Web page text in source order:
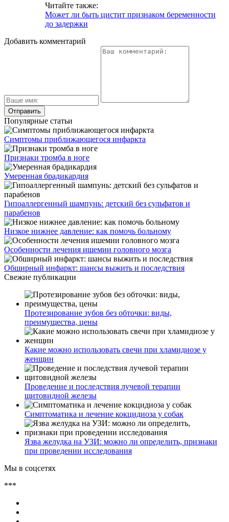
Читайте также:
Может ли быть цистит признаком беременности
до задержки
Добавить комментарий
Популярные статьи
Симптомы приближающегося инфаркта
Признаки тромба в ноге
Умеренная брадикардия
Гипоаллергенный шампунь: детский без сульфатов и
парабенов
Низкое нижнее давление: как помочь больному
Особенности лечения ишемии головного мозга
Обширный инфаркт: шансы выжить и последствия
Свежие публикации
Протезирование зубов без обточки: виды,
преимущества, цены
Какие можно использовать свечи при хламидиозе у
женщин
Проведение и последствия лучевой терапии
щитовидной железы
Симптоматика и лечение кокцидиоза у собак
Язва желудка на УЗИ: можно ли определить, признаки
при проведении исследования
Мы в соцсетях
***